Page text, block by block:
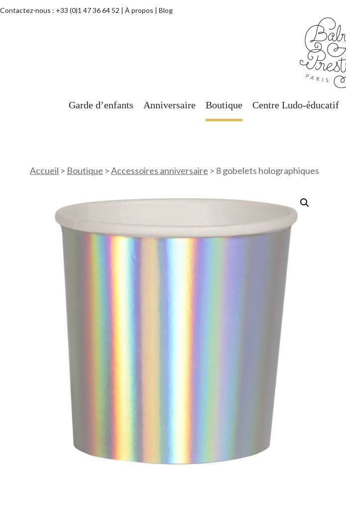
Contactez-nous : +33 (0)1 47 36 64 52 À propos Blog
Garde d’enfants Anniversaire Boutique Centre Ludo-éducatif
Accueil > Boutique >Accessoires anniversaire > 8 gobelets holographiques